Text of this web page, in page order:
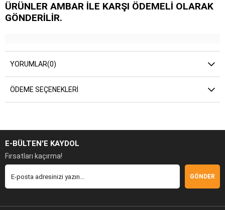
ÜRÜNLER AMBAR İLE KARŞI ÖDEMELİ OLARAK
GÖNDERİLİR.
YORUMLAR(0)
ÖDEME SEÇENEKLERI
E-BÜLTEN'E KAYDOL
Fırsatları kaçırma!
GÖNDER